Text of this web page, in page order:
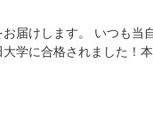
届けします。 いつも当
学に合格されました！